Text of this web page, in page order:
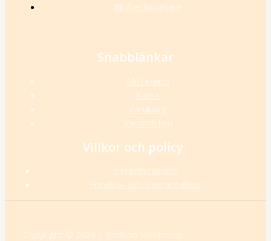
Bli återförsäljare
Snabblänkar
Mitt konto
Kassa
Varukorg
Varumärken
Villkor och policy
Integritetspolicy
Handels- och leveransvillkor
Copyright © 2026 | Biofood Webbshop